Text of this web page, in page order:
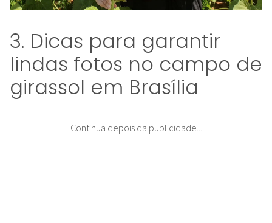
3. Dicas para garantir
lindas fotos no campo de
girassol em Brasília
Continua depois da publicidade...